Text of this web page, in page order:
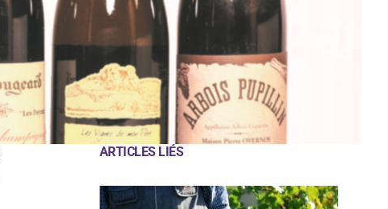
ARTICLES LIÉS